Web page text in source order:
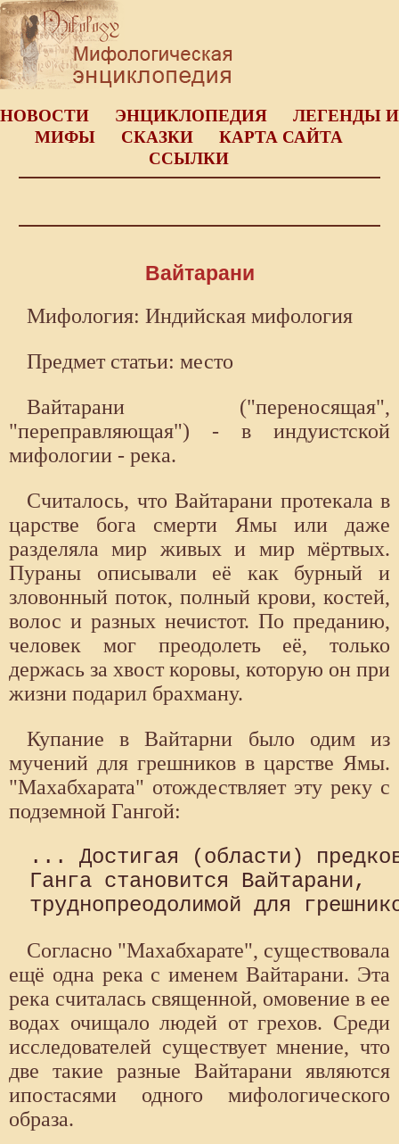
НОВОСТИ ЭНЦИКЛОПЕДИЯ
ЛЕГЕНДЫ И
МИФЫ
СКАЗКИ
КАРТА САЙТА
ССЫЛКИ
Вайтарани
Мифология: Индийская мифология
Предмет статьи: место
Вайтарани ("переносящая",
"переправляющая") - в индуистской
мифологии - река.
Считалось, что Вайтарани протекала в
царстве бога смерти Ямы или даже
разделяла мир живых и мир мёртвых.
Пураны описывали её как бурный и
зловонный поток, полный крови, костей,
волос и разных нечистот. По преданию,
человек мог преодолеть её, только
держась за хвост коровы, которую он при
жизни подарил брахману.
Купание в Вайтарни было одим из
мучений для грешников в царстве Ямы.
"Махабхарата" отождествляет эту реку с
подземной Гангой:
... Достигая (области)
Ганга становится Вайтарани,
Согласно "Махабхарате", существовала
ещё одна река с именем Вайтарани. Эта
река считалась священной, омовение в ее
водах очищало людей от грехов. Среди
исследователей существует мнение, что
две такие разные Вайтарани являются
ипостасями одного мифологического
образа.